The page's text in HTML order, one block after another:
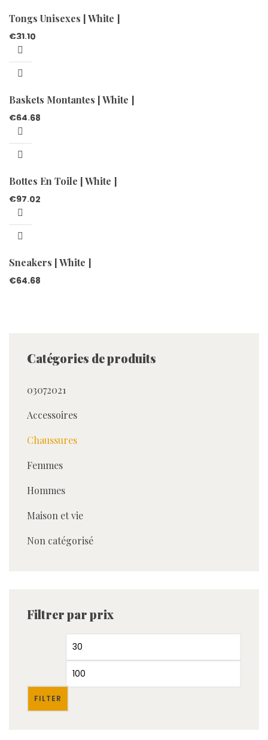
Tongs Unisexes [ White ]
€31.10
Baskets Montantes [ White ]
€64.68
Bottes En Toile [ White ]
€97.02
Sneakers [ White ]
€64.68
Catégories de produits
03072021
Accessoires
Chaussures
Femmes
Hommes
Maison et vie
Non catégorisé
Filtrer par prix
FILTER